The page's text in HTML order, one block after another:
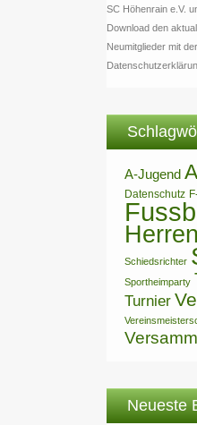
SC Höhenrain e.V.
Download den
Neumitglieder mit
A-Jugend
Datenschutz
Herren
Schiedsrichter
Sportheimparty
Turnier
Neueste